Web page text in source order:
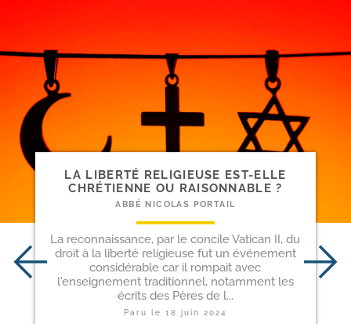
LA LIBERTÉ RELIGIEUSE EST-​ELLE
CHRÉTIENNE OU RAISONNABLE ?
ABBÉ NICOLAS PORTAIL
La reconnaissance, par le concile Vatican II, du
droit à la liberté religieuse fut un événement
considérable car il rompait avec
l'enseignement traditionnel, notamment les
écrits des Pères de l...
Paru le 18 juin 2024